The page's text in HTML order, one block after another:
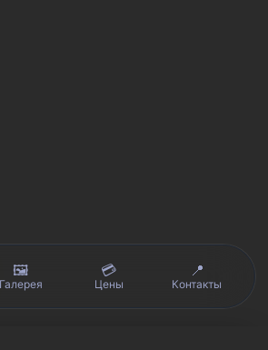
🖼️
Галерея
💳
Цены
📍
Контакты